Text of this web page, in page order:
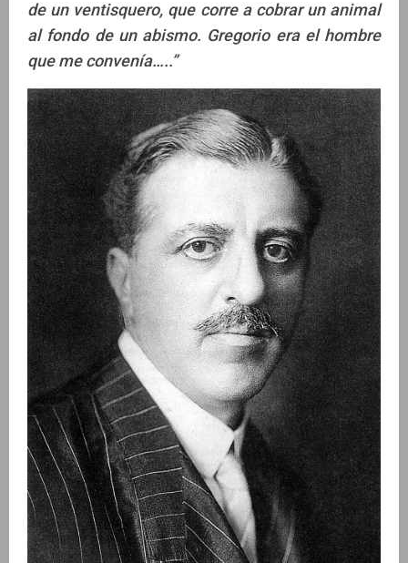
de un ventisquero, que corre a cobrar un animal
al fondo de un abismo. Gregorio era el hombre
que me convenía…..”